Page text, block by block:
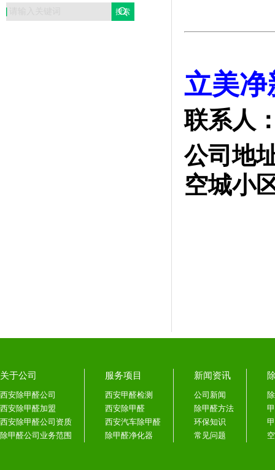
立美净
联系人
公司地
空城小
关于公司
西安除甲醛公司
西安除甲醛加盟
西安除甲醛公司资质
除甲醛公司业务范围
服务项目
西安甲醛检测
西安除甲醛
西安汽车除甲醛
除甲醛净化器
新闻资讯
公司新闻
除甲醛方法
环保知识
常见问题